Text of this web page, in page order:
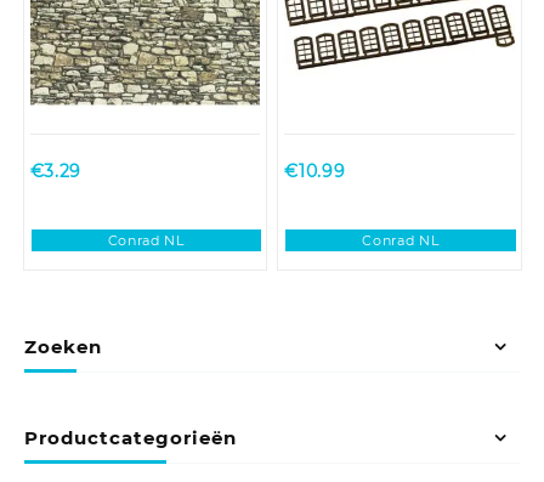
€3.29
Conrad NL
€10.99
Conrad NL
Zoeken
Productcategorieën